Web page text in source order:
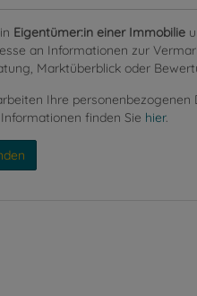
Eigentümer:in einer Immobilie
an Informationen zur
Marktüberblick oder
Ihre personenbezogenen
finden Sie hier.